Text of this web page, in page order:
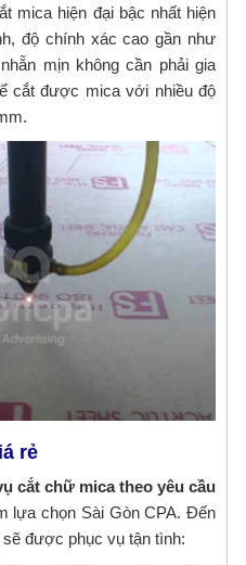
mica hiện đại bậc nhất hiện
độ chính xác cao gần như
mịn không cần phải gia
cắt được mica với nhiều độ
rẻ
cắt chữ mica theo yêu cầu
lựa chọn Sài Gòn CPA. Đến
được phục vụ tận tình: